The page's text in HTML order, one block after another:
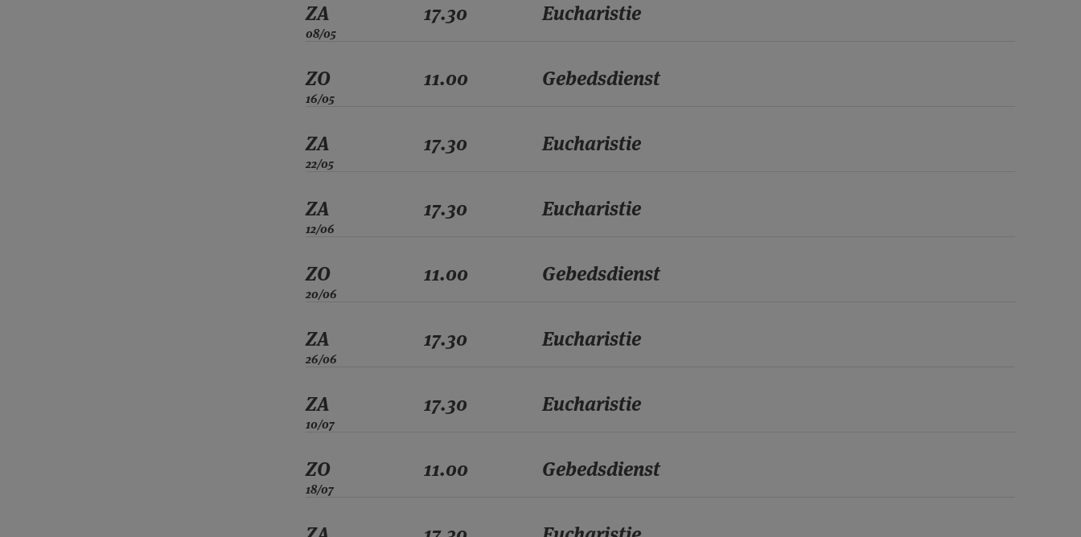
ZA
08/05
17.30 Eucharistie
ZO
16/05
11.00 Gebedsdienst
ZA
22/05
17.30 Eucharistie
ZA
12/06
17.30 Eucharistie
ZO
20/06
11.00 Gebedsdienst
ZA
26/06
17.30 Eucharistie
ZA
10/07
17.30 Eucharistie
ZO
18/07
11.00 Gebedsdienst